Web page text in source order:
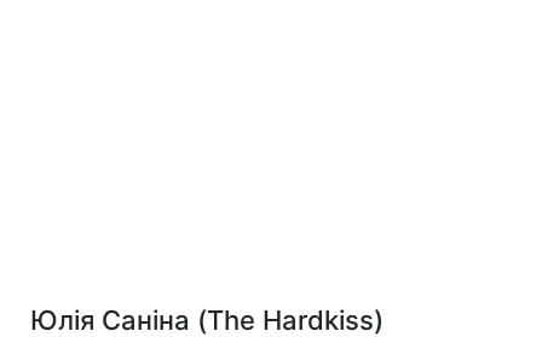
Юлія Саніна (The Hardkiss)